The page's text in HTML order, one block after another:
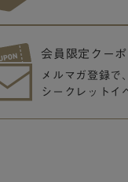
会員限定クーポ
メルマガ登録で
シークレットイ